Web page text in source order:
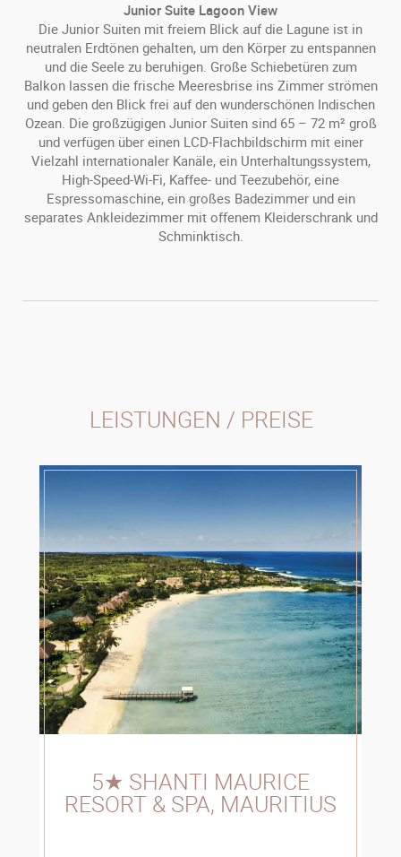
Junior Suite Lagoon View
Die Junior Suiten mit freiem Blick auf die Lagune ist in
neutralen Erdtönen gehalten, um den Körper zu entspannen
und die Seele zu beruhigen. Große Schiebetüren zum
Balkon lassen die frische Meeresbrise ins Zimmer strömen
und geben den Blick frei auf den wunderschönen Indischen
Ozean. Die großzügigen Junior Suiten sind 65 – 72 m² groß
und verfügen über einen LCD-Flachbildschirm mit einer
Vielzahl internationaler Kanäle, ein Unterhaltungssystem,
High-Speed-Wi-Fi, Kaffee- und Teezubehör, eine
Espressomaschine, ein großes Badezimmer und ein
separates Ankleidezimmer mit offenem Kleiderschrank und
Schminktisch.
LEISTUNGEN / PREISE
5★ SHANTI MAURICE
RESORT & SPA, MAURITIUS